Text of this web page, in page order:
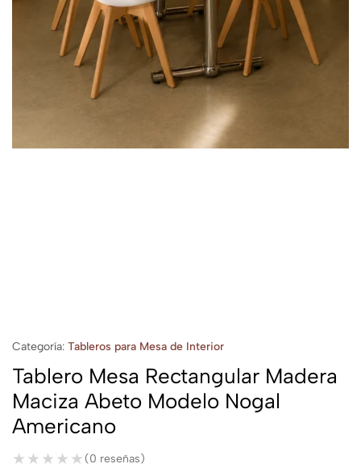
Categoría: Tableros para Mesa de Interior
Tablero Mesa Rectangular Madera
Maciza Abeto Modelo Nogal
Americano
★★★★★
★★★★★ (0 reseñas)